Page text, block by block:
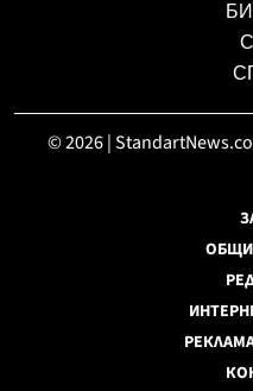
© 2026 |
ОБЩИ